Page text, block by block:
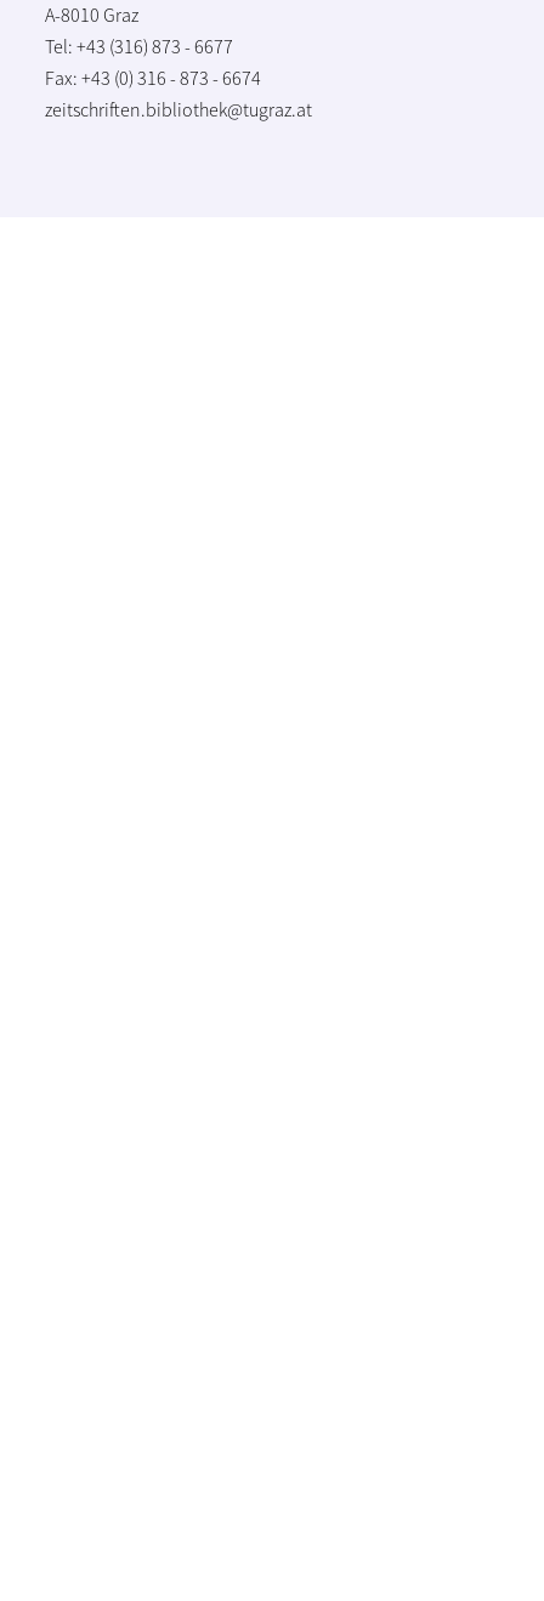
A-8010 Graz
Tel: +43 (316) 873 - 6677
Fax: +43 (0) 316 - 873 - 6674
zeitschriften.bibliothek@tugraz.at